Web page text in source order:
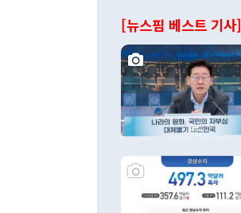
[뉴스핌 베스트 기사]